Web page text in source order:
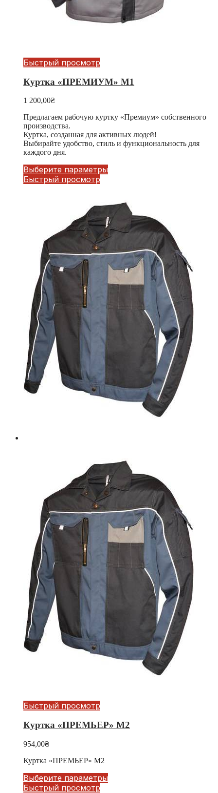
Быстрый просмотр
Куртка «ПРЕМИУМ» М1
1 200,00₴
Предлагаем рабочую куртку «Премиум» собственного
производства.
Куртка, созданная для активных людей!
Выбирайте удобство, стиль и функциональность для
каждого дня.
Выберите параметры
Быстрый просмотр
Быстрый просмотр
Куртка «ПРЕМЬЕР» М2
954,00₴
Куртка «ПРЕМЬЕР» М2
Выберите параметры
Быстрый просмотр